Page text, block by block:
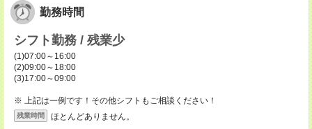
勤務時間
シフト勤務 / 残業少
(1)07:00～16:00
(2)09:00～18:00
(3)17:00～09:00
※ 上記は一例です！その他シフトもご相談ください！
残業時間 ほとんどありません。